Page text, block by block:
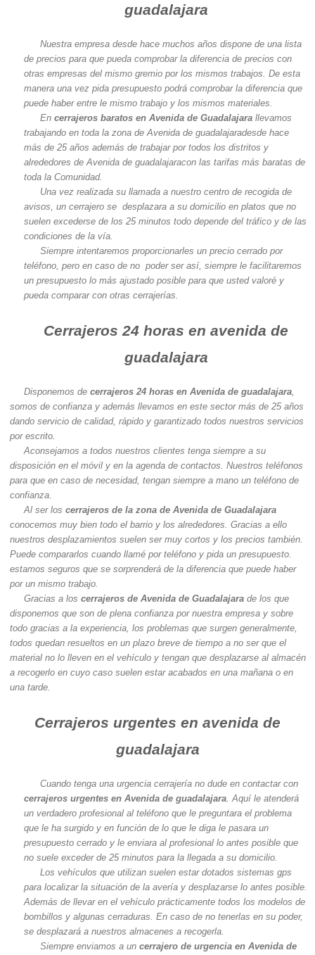
guadalajara
Nuestra empresa desde hace muchos años dispone de una lista
de precios para que pueda comprobar la diferencia de precios con
otras empresas del mismo gremio por los mismos trabajos. De esta
manera una vez pida presupuesto podrá comprobar la diferencia que
puede haber entre le mismo trabajo y los mismos materiales.
Encerrajeros baratos en Avenida de Guadalajara llevamos
trabajando en toda la zona de Avenida de guadalajaradesde hace
más de 25 años además de trabajar por todos los distritos y
alrededores de Avenida de guadalajaracon las tarifas más baratas de
toda la Comunidad.
Una vez realizada su llamada a nuestro centro de recogida de
avisos, un cerrajero se desplazara a su domicilio en platos que no
suelen excederse de los 25 minutos todo depende del tráfico y de las
condiciones de la vía.
Siempre intentaremos proporcionarles un precio cerrado por
teléfono, pero en caso de no poder ser así, siempre le facilitaremos
un presupuesto lo más ajustado posible para que usted valoré y
pueda comparar con otras cerrajerías.
Cerrajeros 24 horas en avenida de
guadalajara
Disponemos de cerrajeros 24 horas en Avenida de guadalajara
somos de confianza y además llevamos en este sector más de 25 años
dando servicio de calidad, rápido y garantizado todos nuestros servicios
por escrito.
Aconsejamos a todos nuestros clientes tenga siempre a su
disposición en el móvil y en la agenda de contactos. Nuestros teléfonos
para que en caso de necesidad, tengan siempre a mano un teléfono de
confianza.
Al ser los cerrajeros de la zona de Avenida de Guadalajara
conocemos muy bien todo el barrio y los alrededores. Gracias a ello
nuestros desplazamientos suelen ser muy cortos y los precios también.
Puede compararlos cuando llamé por teléfono y pida un presupuesto.
estamos seguros que se sorprenderá de la diferencia que puede haber
por un mismo trabajo.
Gracias a los cerrajeros de Avenida de Guadalajara de los que
disponemos que son de plena confianza por nuestra empresa y sobre
todo gracias a la experiencia, los problemas que surgen generalmente,
todos quedan resueltos en un plazo breve de tiempo a no ser que el
material no lo lleven en el vehículo y tengan que desplazarse al almacén
a recogerlo en cuyo caso suelen estar acabados en una mañana o en
una tarde.
Cerrajeros urgentes en avenida de
guadalajara
Cuando tenga una urgencia cerrajería no dude en contactar con
cerrajeros urgentes en Avenida de guadalajara . Aquí le atenderá
un verdadero profesional al teléfono que le preguntara el problema
que le ha surgido y en función de lo que le diga le pasara un
presupuesto cerrado y le enviara al profesional lo antes posible que
no suele exceder de 25 minutos para la llegada a su domicilio.
Los vehículos que utilizan suelen estar dotados sistemas gps
para localizar la situación de la avería y desplazarse lo antes posible.
Además de llevar en el vehículo prácticamente todos los modelos de
bombillos y algunas cerraduras. En caso de no tenerlas en su poder,
se desplazará a nuestros almacenes a recogerla.
Siempre enviamos a uncerrajero de urgencia en Avenida de